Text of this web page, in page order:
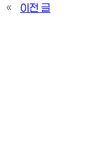
« 이전 글